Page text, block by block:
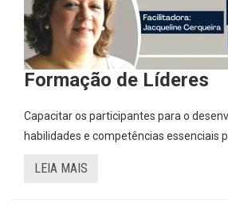
Formação de Líderes
Capacitar os participantes para o
habilidades e competências essenciais
LEIA MAIS